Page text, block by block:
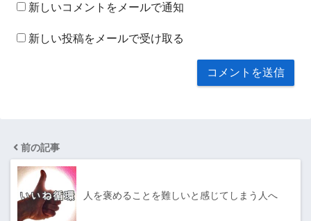
新しいコメントをメールで通知
新しい投稿をメールで受け取る
前の記事
人を褒めることを難しいと感じてしまう人へ